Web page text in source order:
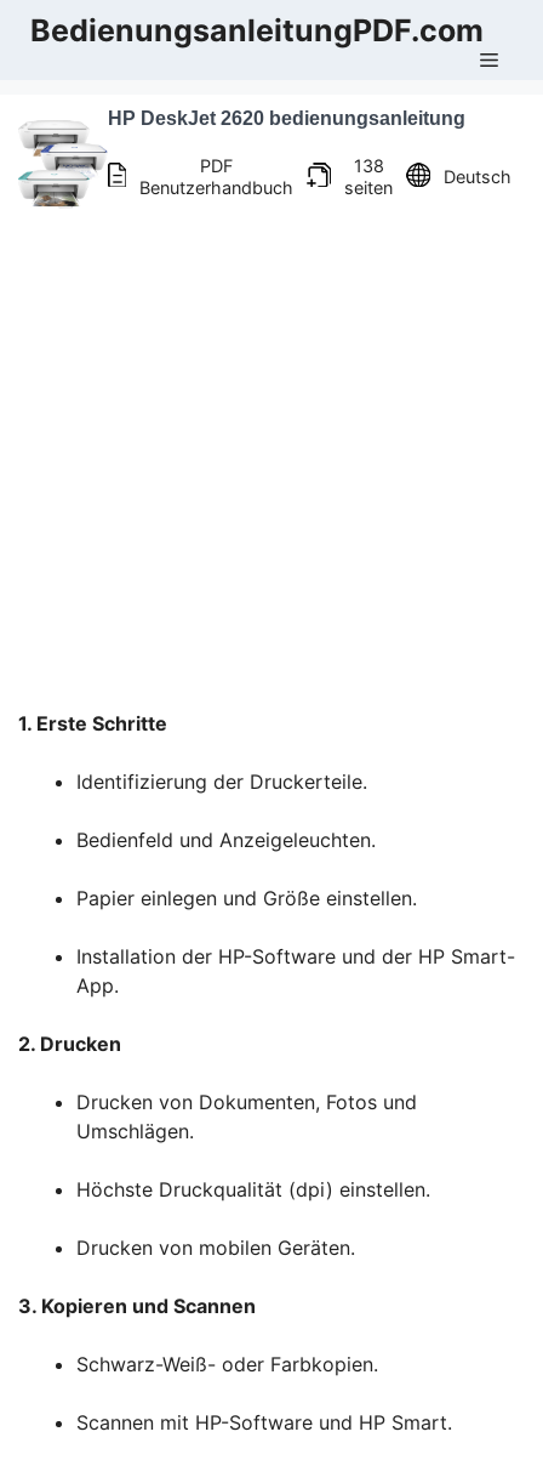
Zum
InhaltBedienungsanleitungPDF.com
HP DeskJet 2620 bedienungsanleitung
PDF
Benutzerhandbuch
138
seiten
Deutsch
1. Erste Schritte
Identifizierung der Druckerteile.
Bedienfeld und Anzeigeleuchten.
Papier einlegen und Größe einstellen.
Installation der HP-Software und der HP Smart-
App.
2. Drucken
Drucken von Dokumenten, Fotos und
Umschlägen.
Höchste Druckqualität (dpi) einstellen.
Drucken von mobilen Geräten.
3. Kopieren und Scannen
Schwarz-Weiß- oder Farbkopien.
Scannen mit HP-Software und HP Smart.